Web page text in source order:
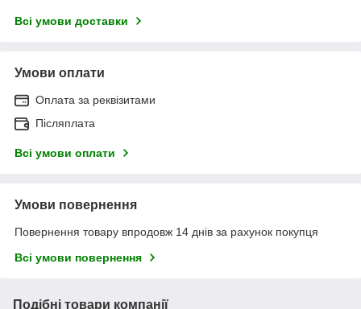
Всі умови доставки
Умови оплати
Оплата за реквізитами
Післяплата
Всі умови оплати
Умови повернення
Повернення товару впродовж 14 днів за рахунок покупця
Всі умови повернення
Подібні товари компанії